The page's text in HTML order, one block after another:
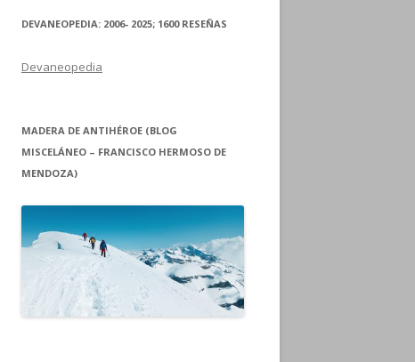
DEVANEOPEDIA: 2006- 2025; 1600 RESEÑAS
Devaneopedia
MADERA DE ANTIHÉROE (BLOG
MISCELÁNEO – FRANCISCO HERMOSO DE
MENDOZA)